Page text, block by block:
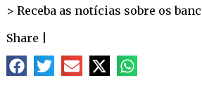
> Receba as notícias sobre os
Share